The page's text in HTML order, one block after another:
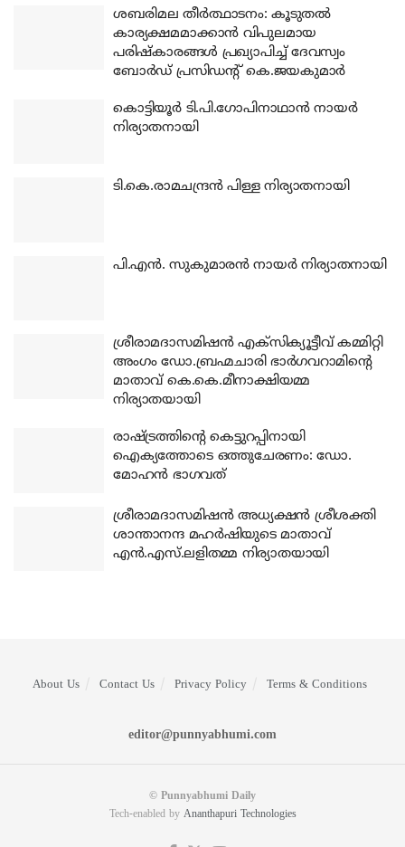
ശബരിമല തീര്‍ത്ഥാടനം: കൂടുതല്‍
കാര്യക്ഷമമാക്കാന്‍ വിപുലമായ
പരിഷ്‌കാരങ്ങള്‍ പ്രഖ്യാപിച്ച് ദേവസ്വം
ബോര്‍ഡ് പ്രസിഡന്റ് കെ.ജയകുമാര്‍
കൊട്ടിയൂര്‍ ടി.പി.ഗോപിനാഥാന്‍ നായര്‍
നിര്യാതനായി
ടി.കെ.രാമചന്ദ്രന്‍ പിള്ള നിര്യാതനായി
പി.എന്‍. സുകുമാരന്‍ നായര്‍ നിര്യാതനായി
ശ്രീരാമദാസമിഷന്‍ എക്‌സിക്യൂട്ടീവ് കമ്മിറ്റി
അംഗം ഡോ.ബ്രഹ്മചാരി ഭാര്‍ഗവറാമിന്റെ
മാതാവ് കെ.കെ.മീനാക്ഷിയമ്മ
നിര്യാതയായി
രാഷ്ട്രത്തിന്റെ കെട്ടുറപ്പിനായി
ഐക്യത്തോടെ ഒത്തുചേരണം: ഡോ.
മോഹന്‍ ഭാഗവത്
ശ്രീരാമദാസമിഷന്‍ അധ്യക്ഷന്‍ ശ്രീശക്തി
ശാന്താനന്ദ മഹര്‍ഷിയുടെ മാതാവ്
എന്‍.എസ്.ലളിതമ്മ നിര്യാതയായി
About Us Contact Us Privacy Policy Terms & Conditions
editor@punnyabhumi.com
© Punnyabhumi Daily
Tech-enabled by Ananthapuri Technologies